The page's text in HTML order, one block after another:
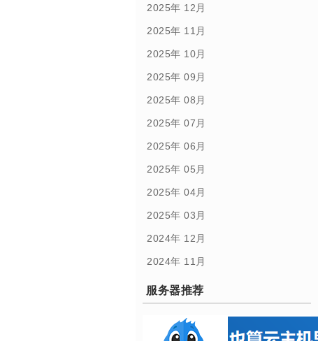
2025年 12月
2025年 11月
2025年 10月
2025年 09月
2025年 08月
2025年 07月
2025年 06月
2025年 05月
2025年 04月
2025年 03月
2024年 12月
2024年 11月
服务器推荐